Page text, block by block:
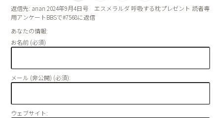
返信先: anan 2024年9月4日号 エスメラルダ 呼吸する枕プレゼント 読者専
用アンケートBBSで#7568に返信
あなたの情報:
お名前 (必須)
メール (非公開) (必須):
ウェブサイト: